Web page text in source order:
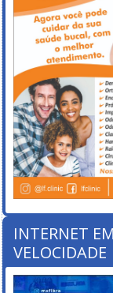
INTERNET
VELOCIDADE